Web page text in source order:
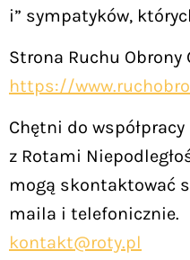
i” sympatyków,
Strona Ruchu Obrony
https://
Chętni do
z Rotami
mogą skontaktować
maila i telefonicznie.
kontakt@roty.pl